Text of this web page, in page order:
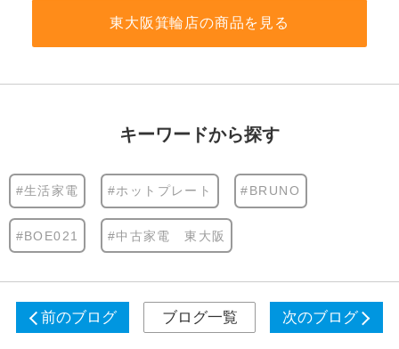
東大阪箕輪店の商品を見る
キーワードから探す
#生活家電 #ホットプレート #BRUNO
#BOE021 #中古家電 東大阪
前のブログ ブログ一覧 次のブログ